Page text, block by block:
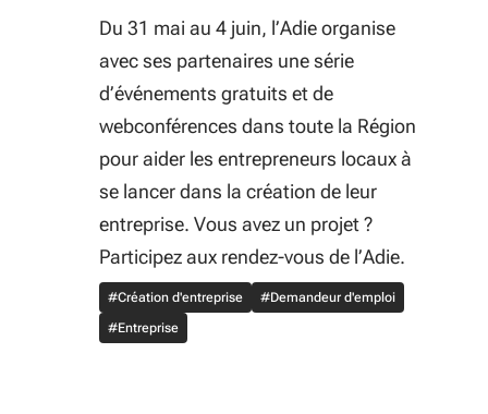
Du 31 mai au 4 juin, l’Adie organise
avec ses partenaires une série
d’événements gratuits et de
webconférences dans toute la Région
pour aider les entrepreneurs locaux à
se lancer dans la création de leur
entreprise. Vous avez un projet ?
Participez aux rendez-vous de l’Adie.
#Création d'entreprise
#Demandeur d'emploi
#Entreprise